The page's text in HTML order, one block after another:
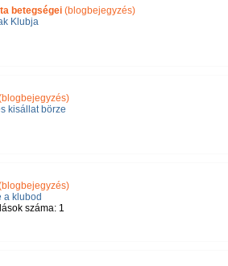
betegségei (blogbejegyzés)
Klubja
kisállat börze
a klubod
száma: 1